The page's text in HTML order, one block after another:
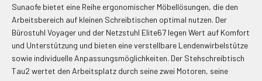
Sunaofe bietet eine Reihe ergonomischer Möbellösungen, die den
Arbeitsbereich auf kleinen Schreibtischen optimal nutzen. Der
Bürostuhl Voyager und der Netzstuhl Elite67 legen Wert auf Komfort
und Unterstützung und bieten eine verstellbare Lendenwirbelstütze
sowie individuelle Anpassungsmöglichkeiten. Der Stehschreibtisch
Tau2 wertet den Arbeitsplatz durch seine zwei Motoren, seine